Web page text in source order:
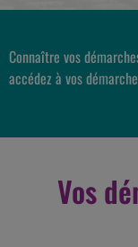
Connaître vos
accédez à vos
Vos